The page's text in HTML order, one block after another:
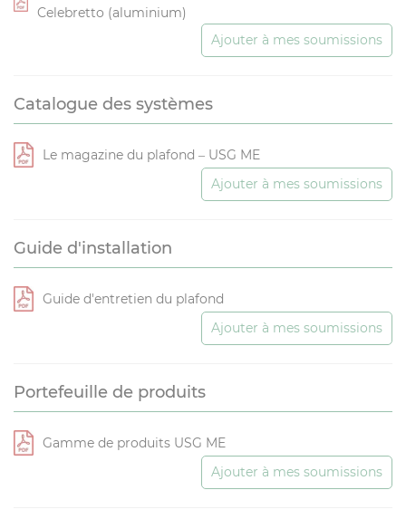
Celebretto (aluminium)
Ajouter à mes soumissions
Catalogue des systèmes
Le magazine du plafond – USG ME
Ajouter à mes soumissions
Guide d'installation
Guide d'entretien du plafond
Ajouter à mes soumissions
Portefeuille de produits
Gamme de produits USG ME
Ajouter à mes soumissions